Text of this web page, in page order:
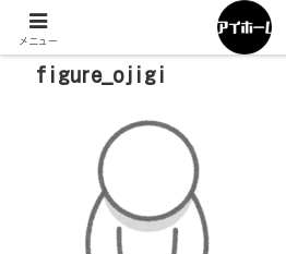
figure_ojigi
メニュー